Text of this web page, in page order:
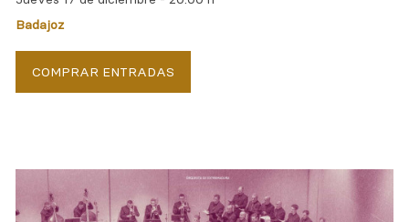
Badajoz
COMPRAR ENTRADAS